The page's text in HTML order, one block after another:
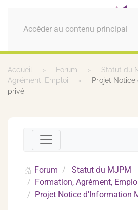
Accéder au contenu principal
MENU
Accueil Forum Statut du
Agrément, Emploi
Projet Notice
privé
Forum
Statut du MJPM
Formation, Agrément,
Projet Notice d'Information